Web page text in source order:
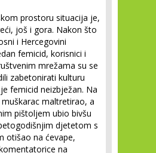
prostoru situacija je,
još i gora. Nakon što
i Hercegovini
femicid, korisnici i
mrežama su se
zabetonirati kulturu
femicid neizbježan. Na
maltretirao, a
pištoljem ubio bivšu
djetetom s
otišao na ćevape,
na